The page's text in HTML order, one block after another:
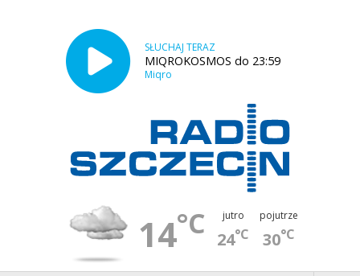
SŁUCHAJ TERAZ
MIQROKOSMOS do 23:59
Miqro
14°C jutro
24°C
pojutrze
30°C